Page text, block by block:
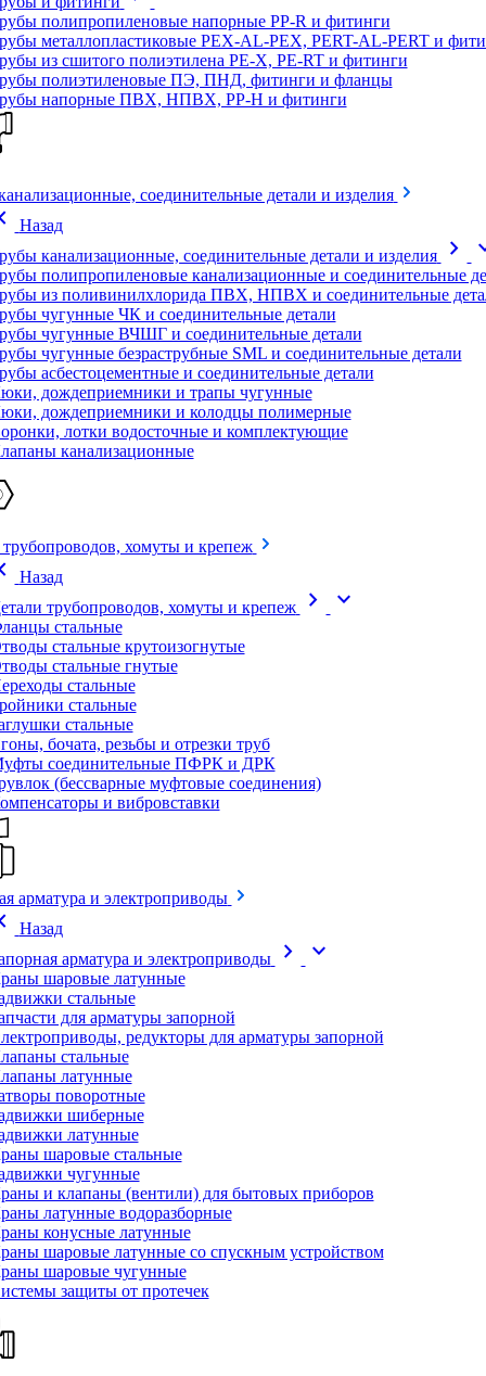
полипропиленовые напорные PP-R и фитинги
металлопластиковые PEX-AL-PEX, PERT-AL-PERT и
из сшитого полиэтилена PE-X, PE-RT и фитинги
полиэтиленовые ПЭ, ПНД, фитинги и фланцы
напорные ПВХ, НПВХ, PP-H и фитинги
соединительные детали и изделия
Назад
канализационные, соединительные детали и изделия
chevron_right
полипропиленовые канализационные и соединительные
из поливинилхлорида ПВХ, НПВХ и соединительные
чугунные ЧК и соединительные детали
чугунные ВЧШГ и соединительные детали
чугунные безраструбные SML и соединительные детали
асбестоцементные и соединительные детали
дождеприемники и трапы чугунные
дождеприемники и колодцы полимерные
лотки водосточные и комплектующие
канализационные
трубопроводов, хомуты и крепеж
Назад
трубопроводов, хомуты и крепеж
chevron_right expand_more
стальные
стальные крутоизогнутые
стальные гнутые
стальные
стальные
стальные
бочата, резьбы и отрезки труб
соединительные ПФРК и ДРК
(бессварные муфтовые соединения)
и вибровставки
арматура и электроприводы
Назад
арматура и электроприводы
chevron_right expand_more
шаровые латунные
стальные
для арматуры запорной
редукторы для арматуры запорной
стальные
латунные
поворотные
шиберные
латунные
шаровые стальные
чугунные
и клапаны (вентили) для бытовых приборов
латунные водоразборные
конусные латунные
шаровые латунные со спускным устройством
шаровые чугунные
защиты от протечек